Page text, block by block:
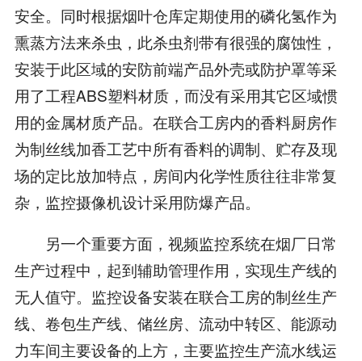
安全。同时根据烟叶仓库定期使用的磷化氢作为
熏蒸方法来杀虫，此杀虫剂带有很强的腐蚀性，
安装于此区域的安防前端产品外壳或防护罩等采
用了工程ABS塑料材质，而没有采用其它区域惯
用的金属材质产品。在联合工房内的香料厨房作
为制丝线加香工艺中所有香料的调制、贮存及现
场的定比放加特点，房间内化学性质往往非常复
杂，监控摄像机设计采用防爆产品。
另一个重要方面，视频监控系统在烟厂日常
生产过程中，起到辅助管理作用，实现生产线的
无人值守。监控设备安装在联合工房的制丝生产
线、卷包生产线、储丝房、流动中转区、能源动
力车间主要设备的上方，主要监控生产流水线运